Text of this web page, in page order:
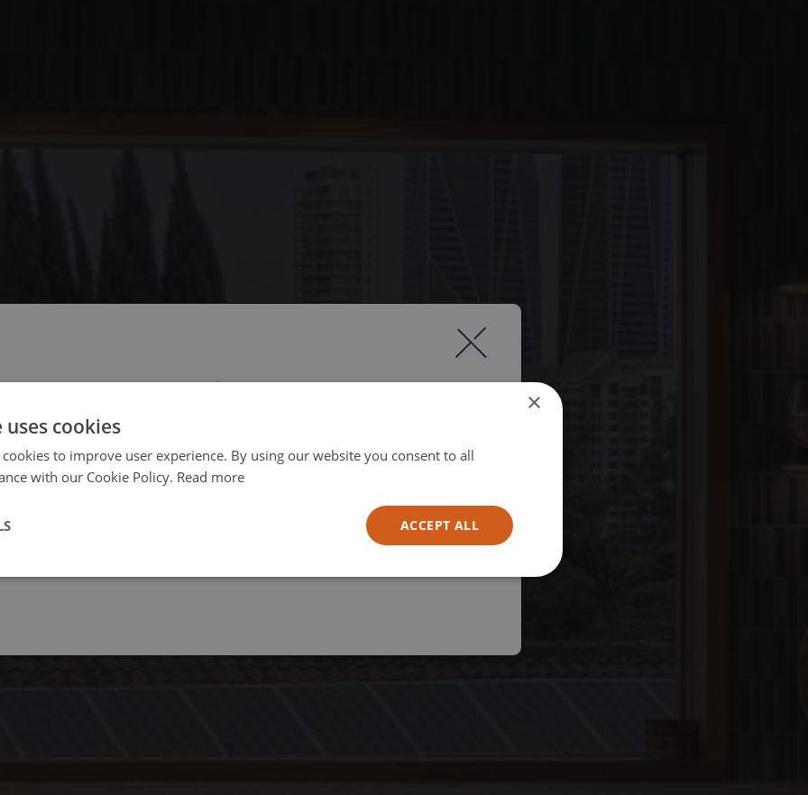
your region/language ×
cookies
to improve user experience. By using our website you consent to all
with our Cookie Policy. Read more
ACCEPT ALL